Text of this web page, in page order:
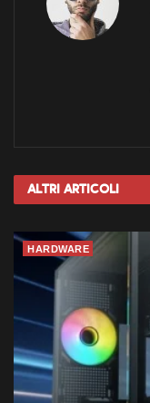
Altri Articoli
HARDWARE